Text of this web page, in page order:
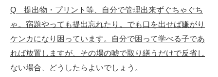
Q 提出物・プリント等、自分で管理出来ずぐちゃぐち
ゃ。宿題やっても提出忘れたり。でも口を出せば嫌がり
ケンカになり困っています。自分で困って学べる子であ
れば放置しますが、その場の嘘で取り繕うだけで反省し
ない場合、どうしたらよいでしょう。